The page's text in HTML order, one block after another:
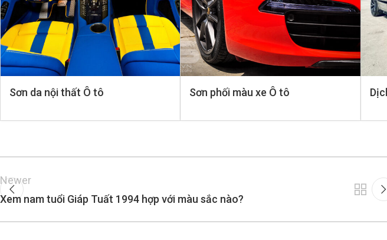
Sơn da nội thất Ô tô Sơn phối màu xe Ô tô
nổi
Newer
Xem nam tuổi Giáp Tuất 1994 hợp với màu sắc nào?